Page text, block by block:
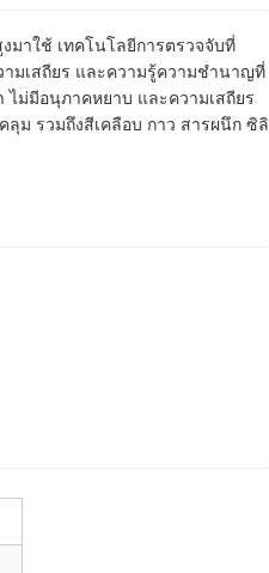
มาใช้ เทคโนโลยีการตรวจจับที่
มเสถียร และความรู้ความชำนาญที่
ม่มีอนุภาคหยาบ และความเสถียร
ม รวมถึงสีเคลือบ กาว สารผนึก ซิลิ